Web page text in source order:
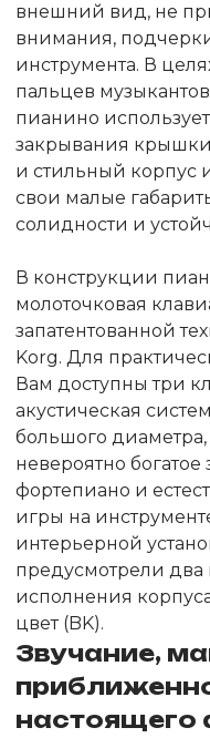
внешний вид, не
внимания,
инструмента. В
пальцев
пианино
закрывания
и стильный корпус
свои малые
солидности и
В конструкции
молоточковая
запатентованной
Korg. Для
Вам доступны три
акустическая
большого
невероятно
фортепиано и
игры на
интерьерной
предусмотрели два
исполнения
цвет (BK).
Звучание,
настоящего